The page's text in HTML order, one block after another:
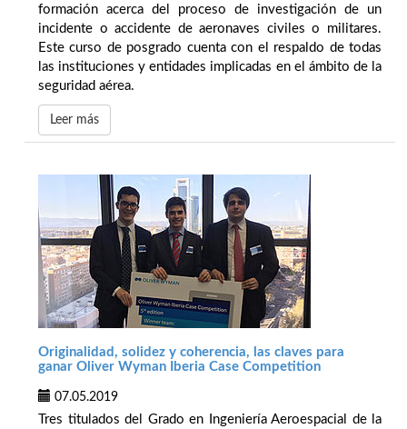
formación acerca del proceso de investigación de un
incidente o accidente de aeronaves civiles o militares.
Este curso de posgrado cuenta con el respaldo de todas
las instituciones y entidades implicadas en el ámbito de la
seguridad aérea.
Leer más
Originalidad, solidez y coherencia, las claves para
ganar Oliver Wyman Iberia Case Competition
07.05.2019
Tres titulados del Grado en Ingeniería Aeroespacial de la